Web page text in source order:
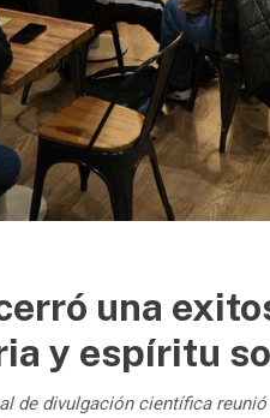
una
y espíritu
de divulgación científica reunió